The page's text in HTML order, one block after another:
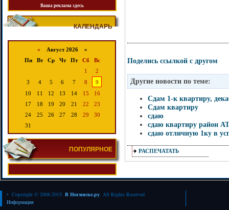
Ваша реклама здесь
КАЛЕНДАРЬ
« Август 2026 »
Пн
Вт Ср Чт Пт Сб
Вс
1
2
3
4 5 6 7 8
9
10
11 12 13 14 15
16
17
18 19 20 21 22
23
24
25 26 27 28 29
30
31
ПОПУЛЯРНОЕ
Поделись ссылкой с другом
Другие новости по теме:
Сдам 1-к квартиру,
Сдам квартиру
сдаю
сдаю квартиру район
сдаю отличную 1ку в
РАСПЕЧАТАТЬ
• Copyright © 2008-2015. В Ногинске.ру. All Rights Reserved
Информация